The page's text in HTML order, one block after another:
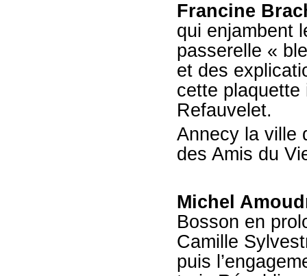
Francine
qui enjambent
passerelle «
et des
cette
Refauvelet.
Annecy la ville
des Amis du
Michel
Bosson en
Camille
puis